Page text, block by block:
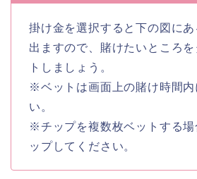
掛け金を選択すると下の図に
出ますので、賭けたいところ
トしましょう。
※ベットは画面上の賭け時間内
い。
※チップを複数枚ベットする場
ップしてください。